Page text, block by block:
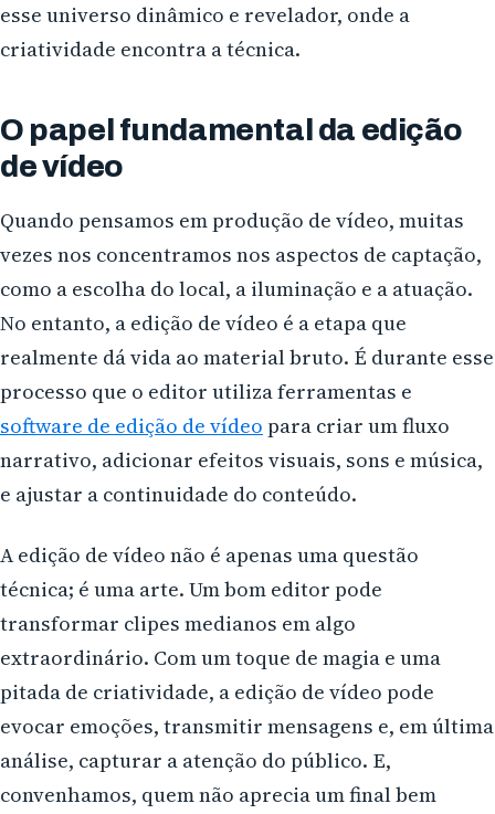
esse universo dinâmico e revelador, onde a
criatividade encontra a técnica.
O papel fundamental da edição
de vídeo
Quando pensamos em produção de vídeo, muitas
vezes nos concentramos nos aspectos de captação,
como a escolha do local, a iluminação e a atuação.
No entanto, a edição de vídeo é a etapa que
realmente dá vida ao material bruto. É durante esse
processo que o editor utiliza ferramentas e
software de edição de vídeo para criar um fluxo
narrativo, adicionar efeitos visuais, sons e música,
e ajustar a continuidade do conteúdo.
A edição de vídeo não é apenas uma questão
técnica; é uma arte. Um bom editor pode
transformar clipes medianos em algo
extraordinário. Com um toque de magia e uma
pitada de criatividade, a edição de vídeo pode
evocar emoções, transmitir mensagens e, em última
análise, capturar a atenção do público. E,
convenhamos, quem não aprecia um final bem